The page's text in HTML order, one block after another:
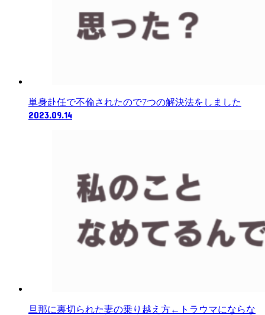
単身赴任で不倫されたので7つの解決法をしました
2023.09.14
旦那に裏切られた妻の乗り越え方←トラウマにならな